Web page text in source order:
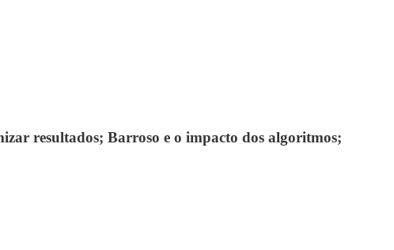
resultados; Barroso e o impacto dos algoritmos;